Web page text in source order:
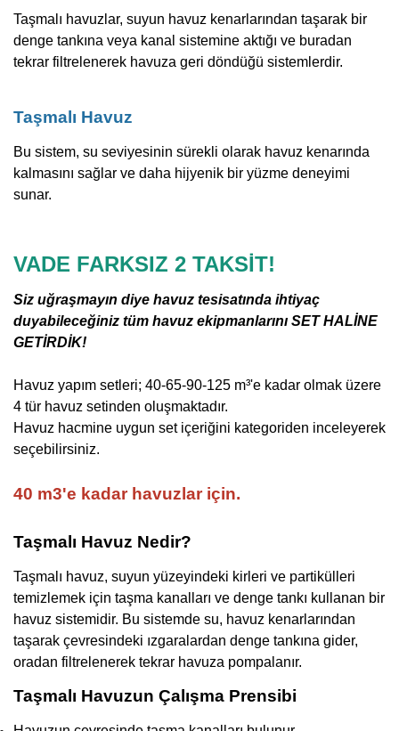
Taşmalı havuzlar, suyun havuz kenarlarından taşarak bir
denge tankına veya kanal sistemine aktığı ve buradan
tekrar filtrelenerek havuza geri döndüğü sistemlerdir.
Taşmalı Havuz
Bu sistem, su seviyesinin sürekli olarak havuz kenarında
kalmasını sağlar ve daha hijyenik bir yüzme deneyimi
sunar.
VADE FARKSIZ 2 TAKSİT!
Siz uğraşmayın diye havuz tesisatında ihtiyaç
duyabileceğiniz tüm havuz ekipmanlarını SET HALİNE
GETİRDİK!
Havuz yapım setleri; 40-65-90-125 m³'e kadar olmak üzere
4 tür havuz setinden oluşmaktadır.
Havuz hacmine uygun set içeriğini kategoriden inceleyerek
seçebilirsiniz.
40 m3'e kadar havuzlar için.
Taşmalı Havuz Nedir?
Taşmalı havuz, suyun yüzeyindeki kirleri ve partikülleri
temizlemek için taşma kanalları ve denge tankı kullanan bir
havuz sistemidir. Bu sistemde su, havuz kenarlarından
taşarak çevresindeki ızgaralardan denge tankına gider,
oradan filtrelenerek tekrar havuza pompalanır.
Taşmalı Havuzun Çalışma Prensibi